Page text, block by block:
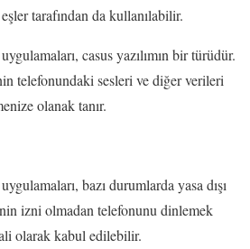
tarafından da kullanılabilir.
casus yazılımın bir türüdür.
telefonundaki sesleri ve diğer verileri
olanak tanır.
bazı durumlarda yasa dışı
izni olmadan telefonunu dinlemek
olarak kabul edilebilir.